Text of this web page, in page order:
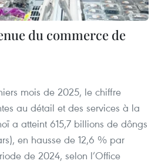
du commerce de
mois de 2025, le chiffre
au détail et des services à la
a atteint 615,7 billions de dôngs
en hausse de 12,6 % par
de 2024, selon l’Office